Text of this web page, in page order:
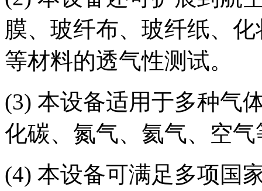
膜、玻纤布、玻纤纸、
等材料的透气性测试。
(3) 本设备适用于多种气
化碳、氮气、氦气、空气
(4) 本设备可满足多项国